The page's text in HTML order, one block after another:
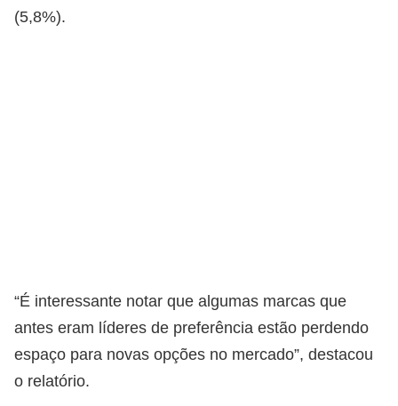
(5,8%).
“É interessante notar que algumas marcas que
antes eram líderes de preferência estão perdendo
espaço para novas opções no mercado”, destacou
o relatório.